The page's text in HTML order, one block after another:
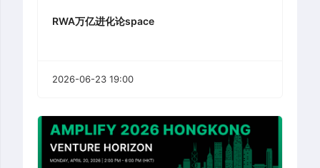
RWA万亿进化论space
2026-06-23 19:00